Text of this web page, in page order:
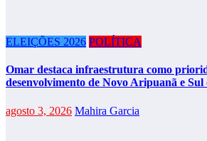
ELEIÇÕES 2026 POLÍTICA
Omar destaca infraestrutura como
desenvolvimento de Novo Aripuanã e Sul
agosto 3, 2026 Mahira Garcia